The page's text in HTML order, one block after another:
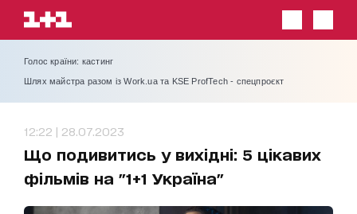
Голос країни: кастинг
Шлях майстра разом із Work.ua та KSE ProfTech - спецпроєкт
12:22 | 28.07.2023
Що подивитись у вихідні: 5 цікавих
фільмів на "1+1 Україна"